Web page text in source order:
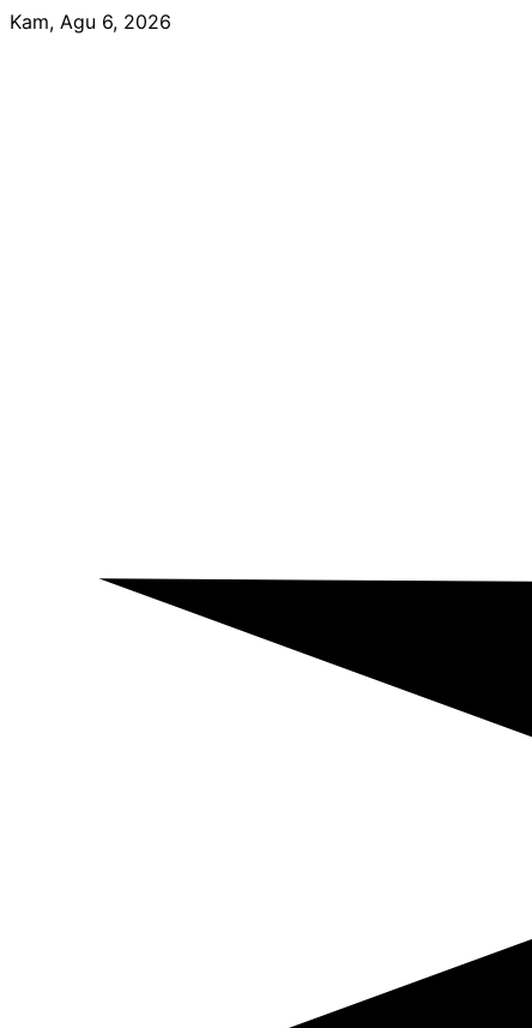
Skip
Kam, Agu 6, 2026